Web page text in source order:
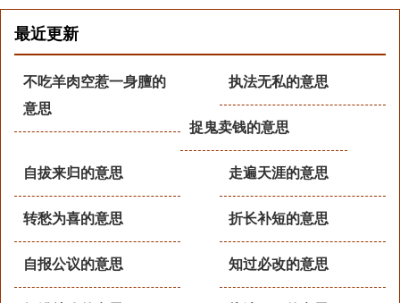
最近更新
不吃羊肉空惹一身膻的
意思
执法无私的意思
捉鬼卖钱的意思
走遍天涯的意思
自拔来归的意思
折长补短的意思
转愁为喜的意思
知过必改的意思
自报公议的意思